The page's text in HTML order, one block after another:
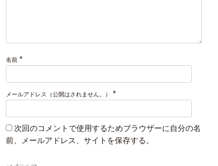
名前 *
メールアドレス（公開はされません。） *
次回のコメントで使用するためブラウザーに自分の名
前、メールアドレス、サイトを保存する。